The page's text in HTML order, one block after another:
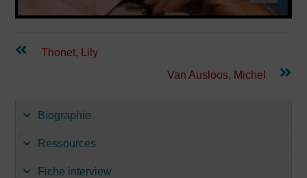
d
Lees
verder Thonet, Lily
Van Ausloos, Michel
Biographie
Ressources
Fiche interview